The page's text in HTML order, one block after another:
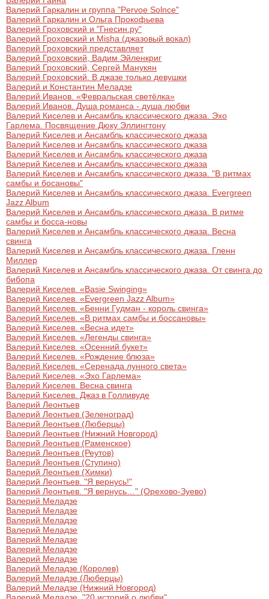
Валерий Гаркалин и группа "Pervoe Solnce"
Валерий Гаркалин и Ольга Прокофьева
Валерий Гроховский и "Гнесин.ру"
Валерий Гроховский и Misha (джазовый вокал)
Валерий Гроховский представляет
Валерий Гроховский, Вадим Эйленкриг
Валерий Гроховский, Сергей Манукян
Валерий Гроховский. В джазе только девушки
Валерий и Константин Меладзе
Валерий Иванов. «Февральская светёлка»
Валерий Иванов. Душа романса - душа любви
Валерий Киселев и Ансамбль классического джаза. Эхо
Гарлема. Посвящение Дюку Эллингтону
Валерий Киселев и Ансамбль классического джаза
Валерий Киселев и Ансамбль классического джаза
Валерий Киселев и Ансамбль классического джаза
Валерий Киселев и Ансамбль классического джаза
Валерий Киселев и Ансамбль классического джаза. "В ритмах
самбы и босановы"
Валерий Киселев и Ансамбль классического джаза. Evergreen
Jazz Album
Валерий Киселев и Ансамбль классического джаза. В ритме
самбы и босса-новы
Валерий Киселев и Ансамбль классического джаза. Весна
свинга
Валерий Киселев и Ансамбль классического джаза. Гленн
Миллер
Валерий Киселев и Ансамбль классического джаза. От свинга до
бибопа
Валерий Киселев. «Basie Swinging»
Валерий Киселев. «Evergreen Jazz Album»
Валерий Киселев. «Бенни Гудман - король свинга»
Валерий Киселев. «В ритмах самбы и боссановы»
Валерий Киселев. «Весна идет»
Валерий Киселев. «Легенды свинга»
Валерий Киселев. «Осенний букет»
Валерий Киселев. «Рождение блюза»
Валерий Киселев. «Серенада лунного света»
Валерий Киселев. «Эхо Гарлема»
Валерий Киселев. Весна свинга
Валерий Киселев. Джаз в Голливуде
Валерий Леонтьев
Валерий Леонтьев (Зеленоград)
Валерий Леонтьев (Люберцы)
Валерий Леонтьев (Нижний Новгород)
Валерий Леонтьев (Раменское)
Валерий Леонтьев (Реутов)
Валерий Леонтьев (Ступино)
Валерий Леонтьев (Химки)
Валерий Леонтьев. "Я вернусь!"
Валерий Леонтьев. "Я вернусь…" (Орехово-Зуево)
Валерий Меладзе
Валерий Меладзе
Валерий Меладзе
Валерий Меладзе
Валерий Меладзе
Валерий Меладзе
Валерий Меладзе
Валерий Меладзе (Королев)
Валерий Меладзе (Люберцы)
Валерий Меладзе (Нижний Новгород)